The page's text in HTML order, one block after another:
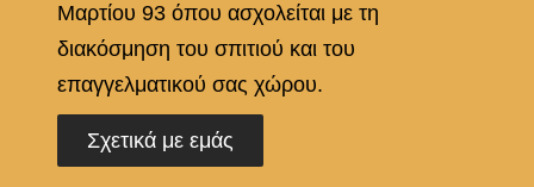
Μαρτίου 93 όπου ασχολείται με τη
διακόσμηση του σπιτιού και του
επαγγελματικού σας χώρου.
Σχετικά με εμάς